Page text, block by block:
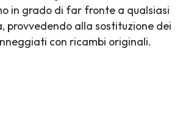
in grado di far fronte a qualsiasi
provvedendo alla sostituzione dei
con ricambi originali.